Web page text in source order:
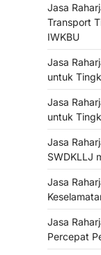
Jasa
Transport
IWKBU
Jasa
untuk
Jasa
untuk
Jasa
SWDKLLJ
Jasa
Jasa
Percepat